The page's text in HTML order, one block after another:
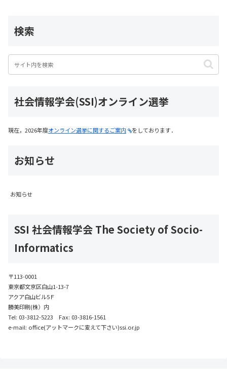
検索
社会情報学会(SSI)オンライン選挙
現在，2026年度オンライン選挙に関するご案内 をしております．
お知らせ
お知らせ
SSI 社会情報学会 The Society of Socio-
Informatics
〒113-0001
東京都文京区白山1-13-7
アクア白山ビル5Ｆ
勝美印刷(株）内
Tel: 03-3812-5223 Fax: 03-3816-1561
e-mail: office(アットマークに変えて下さい)ssi.or.jp